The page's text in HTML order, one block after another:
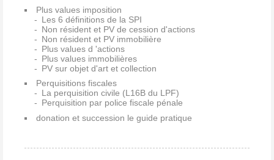
Plus values imposition
Les 6 définitions de la SPI
Non résident et PV de cession d'actions
Non résident et PV immobilière
Plus values d 'actions
Plus values immobilières
PV sur objet d'art et collection
Perquisitions fiscales
La perquisition civile (L16B du LPF)
Perquisition par police fiscale pénale
donation et succession le guide pratique